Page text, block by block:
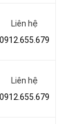
Liên hệ
0912.655.679
Liên hệ
0912.655.679